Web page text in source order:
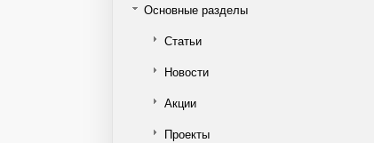
Основные разделы
Статьи
Новости
Акции
Проекты